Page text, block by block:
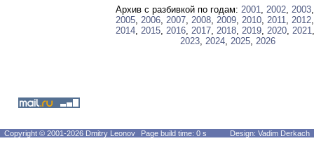
Архив с разбивкой по годам: 2001, 2002, 2003
2005, 2006, 2007, 2008, 2009, 2010, 2011, 2012
2014, 2015, 2016, 2017, 2018, 2019, 2020, 2021
2023, 2024, 2025, 2026
Copyright © 2001-2026 Dmitry Leonov Page build time: 0 s Design: Vadim Derkach